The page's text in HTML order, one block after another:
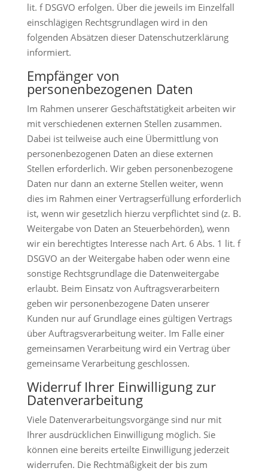
lit. f DSGVO erfolgen. Über die jeweils im Einzelfall
einschlägigen Rechtsgrundlagen wird in den
folgenden Absätzen dieser Datenschutzerklärung
informiert.
Empfänger von
personenbezogenen Daten
Im Rahmen unserer Geschäftstätigkeit arbeiten wir
mit verschiedenen externen Stellen zusammen.
Dabei ist teilweise auch eine Übermittlung von
personenbezogenen Daten an diese externen
Stellen erforderlich. Wir geben personenbezogene
Daten nur dann an externe Stellen weiter, wenn
dies im Rahmen einer Vertragserfüllung erforderlich
ist, wenn wir gesetzlich hierzu verpflichtet sind (z. B.
Weitergabe von Daten an Steuerbehörden), wenn
wir ein berechtigtes Interesse nach Art. 6 Abs. 1 lit. f
DSGVO an der Weitergabe haben oder wenn eine
sonstige Rechtsgrundlage die Datenweitergabe
erlaubt. Beim Einsatz von Auftragsverarbeitern
geben wir personenbezogene Daten unserer
Kunden nur auf Grundlage eines gültigen Vertrags
über Auftragsverarbeitung weiter. Im Falle einer
gemeinsamen Verarbeitung wird ein Vertrag über
gemeinsame Verarbeitung geschlossen.
Widerruf Ihrer Einwilligung zur
Datenverarbeitung
Viele Datenverarbeitungsvorgänge sind nur mit
Ihrer ausdrücklichen Einwilligung möglich. Sie
können eine bereits erteilte Einwilligung jederzeit
widerrufen. Die Rechtmäßigkeit der bis zum